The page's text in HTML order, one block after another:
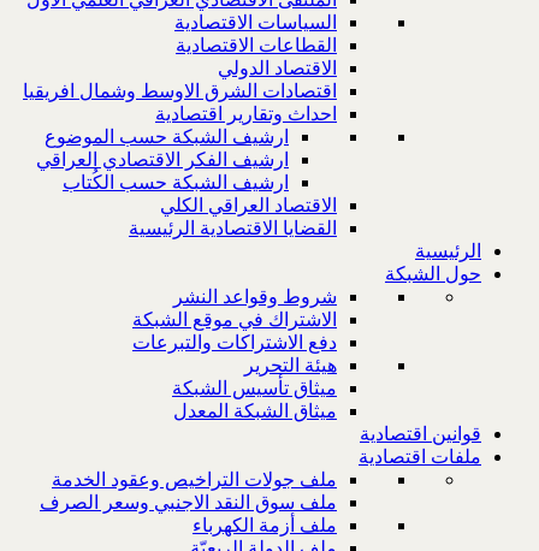
السياسات الاقتصادية
القطاعات الاقتصادية
الاقتصاد الدولي
اقتصادات الشرق الاوسط وشمال افريقيا
احداث وتقارير اقتصادية
ارشيف الشبكة حسب الموضوع
ارشيف الفكر الاقتصادي العراقي
ارشيف الشبكة حسب الكُتاب
الاقتصاد العراقي الكلي
القضايا الاقتصادية الرئيسية
الرئيسية
حول الشبكة
شروط وقواعد النشر
الاشتراك في موقع الشبكة
دفع الاشتراكات والتبرعات
هيئة التحرير
ميثاق تأسيس الشبكة
ميثاق الشبكة المعدل
قوانين اقتصادية
ملفات اقتصادية
ملف جولات التراخيص وعقود الخدمة
ملف سوق النقد الاجنبي وسعر الصرف
ملف أزمة الكهرباء